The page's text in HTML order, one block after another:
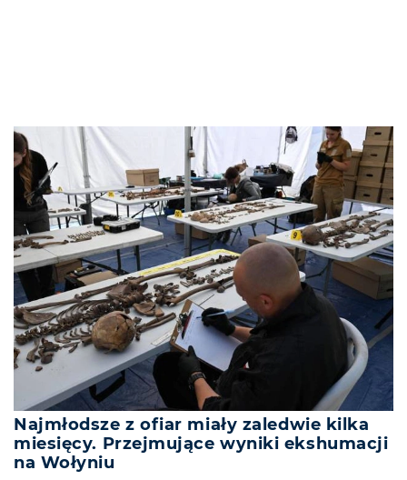
Najmłodsze z ofiar miały zaledwie kilka
miesięcy. Przejmujące wyniki ekshumacji
na Wołyniu